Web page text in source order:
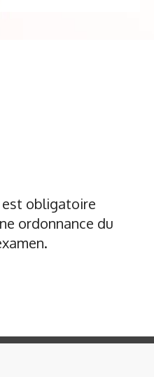
est obligatoire
ordonnance du